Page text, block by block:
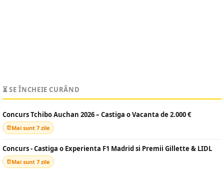
⏳ SE ÎNCHEIE CURÂND
Concurs Tchibo Auchan 2026 – Castiga o Vacanta de 2.000 €
Mai sunt 7 zile
Concurs - Castiga o Experienta F1 Madrid si Premii Gillette & LIDL
Mai sunt 7 zile